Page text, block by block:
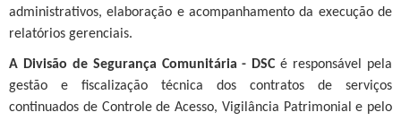
administrativos, elaboração e acompanhamento da execução de
relatórios gerenciais.
A Divisão de Segurança Comunitária - DSC é responsável pela
gestão e fiscalização técnica dos contratos de serviços
continuados de Controle de Acesso, Vigilância Patrimonial e pelo